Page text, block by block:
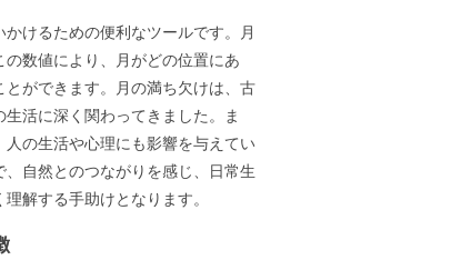
けるための便利なツールです。月
数値により、月がどの位置にあ
ができます。月の満ち欠けは、古
活に深く関わってきました。ま
の生活や心理にも影響を与えてい
自然とのつながりを感じ、日常生
解する手助けとなります。